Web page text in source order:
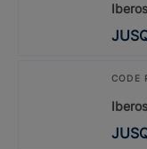
CODE